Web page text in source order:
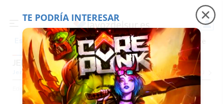
Es noticia Precio luz Padre Coraje Fábrica de botellas
JEREZ
JerezProvincia CádizCádizSevillaMálagaHuelvaGranadaCórdoba
Ediciones Jerez
TE PODRÍA INTERESAR